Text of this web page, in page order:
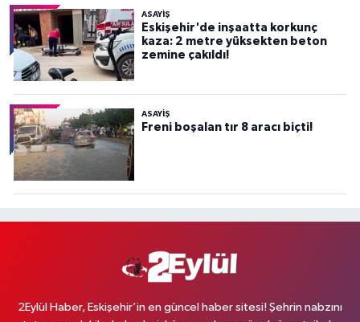
ASAYİŞ
Eskişehir'de inşaatta korkunç
kaza: 2 metre yüksekten beton
zemine çakıldı!
ASAYİŞ
Freni boşalan tır 8 aracı biçti!
2Eylül Haber, Eskişehir’in en güncel haber sitesi! Şehrin nabzını